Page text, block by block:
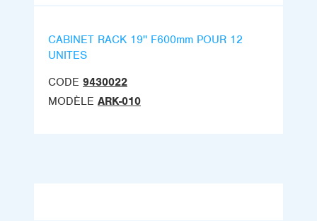
CABINET RACK 19'' F600mm POUR 12
UNITES
CODE 9430022
MODÈLE ARK-010